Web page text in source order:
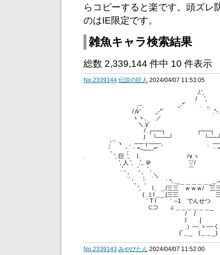
らコピーすると楽です。頭ズレ
のはIE限定です。
雑魚キャラ検索結果
総数 2,339,144 件中 10 件表示
No.2339144 伝説の巨人 2024/04/07 11:53:05
./.',
/ ', _
,--、 ,,-''´ .ゝ
/./ﾚ' ,,-''´ ｀.''-
ヽヽ、 ／ ｀ヽ
＼.y´
/ .┌──┐ ┌──┐
.l └――┘
,'⌒ヽ 、──┰――, 、
'., ',. ｀'''ｰ──‐'''´ ｀'''ｰ
. ', 巨 .', l. /∨ヽ l
', 人 ', .',. ＠ ゝ▽/ ＠
.'., ', ' , ￣ ., '
.', ', .＼ ,,-'' |
'., ', ｀''-..,,＿＿＿＿
', ゞl、＿/三三ゝｗｗｗ/ 三
( .ミl＿_.|三三 三
｀T l ｀‐‐1 でん
⊂⊃ ∠＿＿＿＿＿＿_ゝ _,,-~
/ / .l .
.l .| )-‐" ｀ﾞ'
.）―.ヽ―‐
(´＿_ (＿＿
No.2339143 みやびたん 2024/04/07 11:52:00